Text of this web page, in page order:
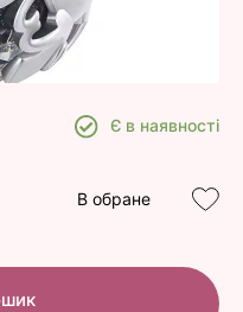
Є в наявності
В обране